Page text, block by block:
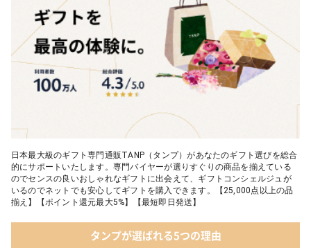
日本最大級のギフト専門通販TANP（タンプ）があなたのギフト選びを総合
的にサポートいたします。専門バイヤーが選りすぐりの商品を揃えている
のでセンスの良いおしゃれなギフトに出会えて、ギフトコンシェルジュが
いるのでネットでも安心してギフトを購入できます。【25,000点以上の品
揃え】【ポイント還元最大5%】【最短即日発送】
タンプが選ばれる5つの理由